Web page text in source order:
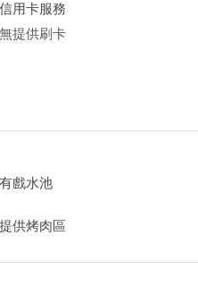
信用卡服務
無提供刷卡
有戲水池
提供烤肉區